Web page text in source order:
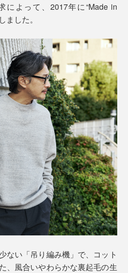
によって、2017年に“Made in
ました。
ない「吊り編み機」で、コット
、風合いやわらかな裏起毛の生